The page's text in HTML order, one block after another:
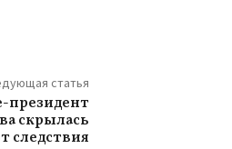
статья
президент
скрылась
следствия